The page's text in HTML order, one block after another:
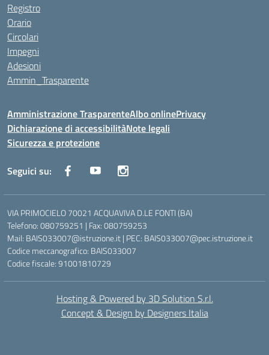
Registro
Orario
Circolari
Impegni
Adesioni
Ammin_Trasparente
Amministrazione TrasparenteAlbo onlinePrivacy
Dichiarazione di accessibilitàNote legali
Sicurezza e protezione
Seguici su:
VIA PRIMOCIELO 70021 ACQUAVIVA D.LE FONTI (BA)
Telefono: 080759251 | Fax: 080759253
Mail: BAIS033007@istruzione.it | PEC: BAIS033007@pec.istruzione.it
Codice meccanografico: BAIS033007
Codice fiscale: 91001810729
Hosting & Powered by 3D Solution S.r.l.
Concept & Design by Designers Italia